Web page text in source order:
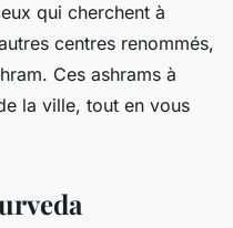
qui cherchent à
centres renommés,
Ces ashrams à
la ville, tout en vous